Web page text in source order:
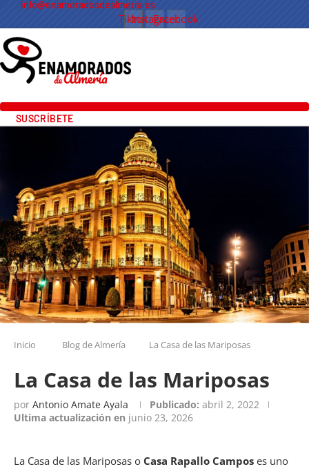
info@enamoradosdealmeria.es
Tiktok
Instagram
Facebook
SUSCRÍBETE
Inicio Blog de Almería La Casa de las Mariposas
La Casa de las Mariposas
por Antonio Amate Ayala Publicado: abril 2, 2022
Ultima actualización en junio 23, 2026
La Casa de las Mariposas o Casa Rapallo Campos es uno